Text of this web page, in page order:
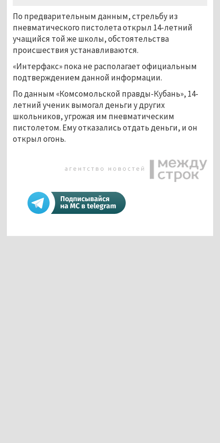
По предварительным данным, стрельбу из
пневматического пистолета открыл 14-летний
учащийся той же школы, обстоятельства
происшествия устанавливаются.
«Интерфакс» пока не располагает официальным
подтверждением данной информации.
По данным «Комсомольской правды-Кубань», 14-
летний ученик вымогал деньги у других
школьников, угрожая им пневматическим
пистолетом. Ему отказались отдать деньги, и он
открыл огонь.